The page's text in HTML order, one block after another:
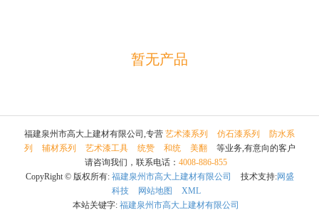
暂无产品
福建泉州市高大上建材有限公司,专营 艺术漆系列 仿石漆系列
防水系
列
辅材系列 艺术漆工具 统赞 和统 美翻
等业务,有意向的客户
请咨询我们，联系电话： 4008-886-855
CopyRight © 版权所有: 福建泉州市高大上建材有限公司 技术支持:网盛
科技
网站地图
XML
本站关键字: 福建泉州市高大上建材有限公司